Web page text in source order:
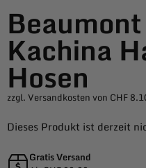
Kachina
Hosen
zzgl. Versandkosten von CHF
Dieses Produkt ist derzeit
Gratis Versand